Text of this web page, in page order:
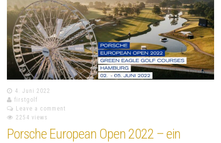
4. Juni 2022
firstgolf
Leave a comment
2254 views
Porsche European Open 2022 – ein